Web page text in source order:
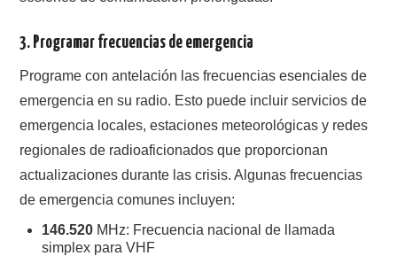
3. Programar frecuencias de emergencia
Programe con antelación las frecuencias esenciales de
emergencia en su radio. Esto puede incluir servicios de
emergencia locales, estaciones meteorológicas y redes
regionales de radioaficionados que proporcionan
actualizaciones durante las crisis. Algunas frecuencias
de emergencia comunes incluyen:
146.520 MHz: Frecuencia nacional de llamada
simplex para VHF